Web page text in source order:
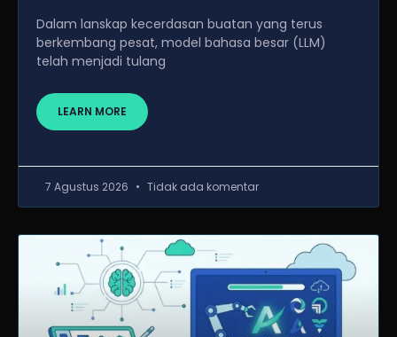
Dalam lanskap kecerdasan buatan yang terus
berkembang pesat, model bahasa besar (LLM)
telah menjadi tulang
LEARN MORE
7 Agustus 2026 Tidak ada komentar